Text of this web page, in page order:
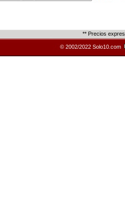
** Precios
© 2002/2022 Solo10.com